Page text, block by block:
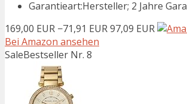
Garantieart:Hersteller; 2 Jahre
169,00 EUR −71,91 EUR97,09 EUR
Bei Amazon ansehen
SaleBestseller Nr. 8